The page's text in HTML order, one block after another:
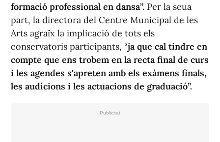
formació professional en dansa”. Per la seua
part, la directora del Centre Municipal de les
Arts agraïx la implicació de tots els
conservatoris participants, “ja que cal tindre en
compte que ens trobem en la recta final de curs
i les agendes s'apreten amb els exàmens finals,
les audicions i les actuacions de graduació”.